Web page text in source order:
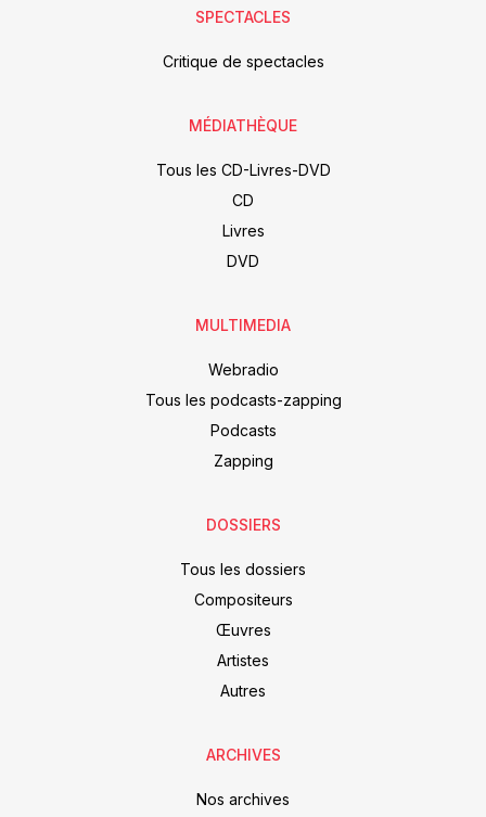
SPECTACLES
Critique de spectacles
MÉDIATHÈQUE
Tous les CD-Livres-DVD
CD
Livres
DVD
MULTIMEDIA
Webradio
Tous les podcasts-zapping
Podcasts
Zapping
DOSSIERS
Tous les dossiers
Compositeurs
Œuvres
Artistes
Autres
ARCHIVES
Nos archives